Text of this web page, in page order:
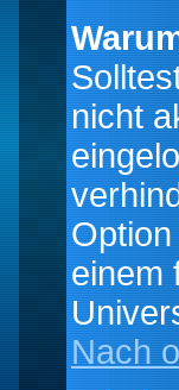
nicht
einem
Nach